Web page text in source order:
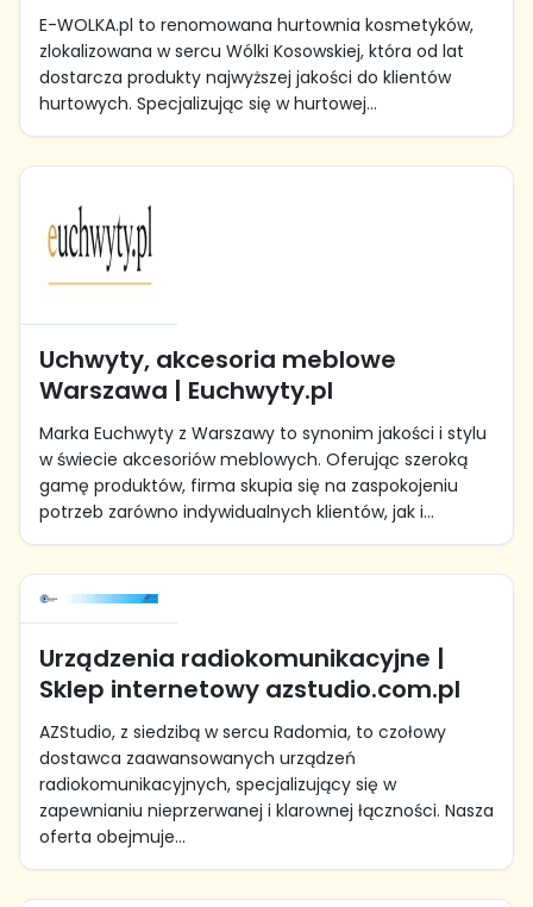
E-WOLKA.pl to renomowana hurtownia kosmetyków,
zlokalizowana w sercu Wólki Kosowskiej, która od lat
dostarcza produkty najwyższej jakości do klientów
hurtowych. Specjalizując się w hurtowej...
Uchwyty, akcesoria meblowe
Warszawa | Euchwyty.pl
Marka Euchwyty z Warszawy to synonim jakości i stylu
w świecie akcesoriów meblowych. Oferując szeroką
gamę produktów, firma skupia się na zaspokojeniu
potrzeb zarówno indywidualnych klientów, jak i...
Urządzenia radiokomunikacyjne |
Sklep internetowy azstudio.com.pl
AZStudio, z siedzibą w sercu Radomia, to czołowy
dostawca zaawansowanych urządzeń
radiokomunikacyjnych, specjalizujący się w
zapewnianiu nieprzerwanej i klarownej łączności. Nasza
oferta obejmuje...